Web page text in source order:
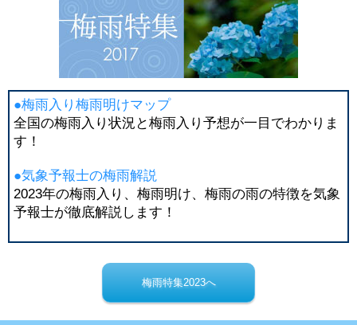
●梅雨入り梅雨明けマップ
全国の梅雨入り状況と梅雨入り予想が一目でわかりま
す！
●気象予報士の梅雨解説
2023年の梅雨入り、梅雨明け、梅雨の雨の特徴を気象
予報士が徹底解説します！
梅雨特集2023へ